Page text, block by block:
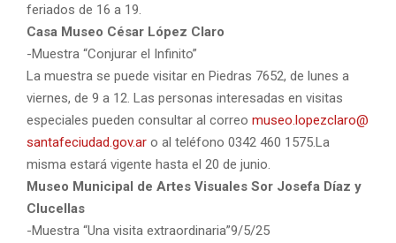
feriados de 16 a 19.
Casa Museo César López Claro
-Muestra “Conjurar el Infinito”
La muestra se puede visitar en Piedras 7652, de lunes a
viernes, de 9 a 12. Las personas interesadas en visitas
especiales pueden consultar al correo museo.lopezclaro@
santafeciudad.gov.ar o al teléfono 0342 460 1575.La
misma estará vigente hasta el 20 de junio.
Museo Municipal de Artes Visuales Sor Josefa Díaz y
Clucellas
-Muestra “Una visita extraordinaria”9/5/25